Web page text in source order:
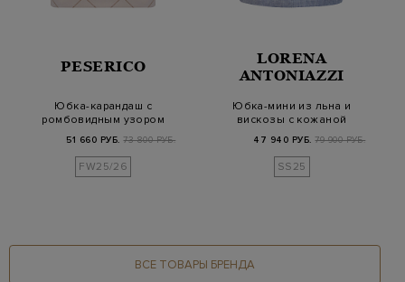
PESERICO
Юбка-карандаш с
ромбовидным узором
из бусин
51 660 РУБ. 73 800 РУБ.
FW25/26
LORENA
ANTONIAZZI
Юбка-мини из льна и
вискозы с кожаной
нашивкой
47 940 РУБ. 79 900 РУБ.
SS25
ВСЕ ТОВАРЫ БРЕНДА